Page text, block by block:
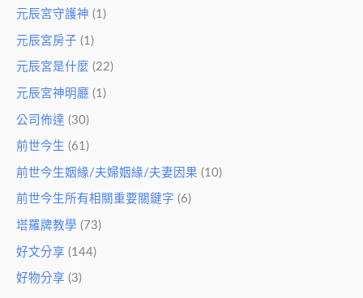
元辰宮守護神 (1)
元辰宮房子 (1)
元辰宮是什麼 (22)
元辰宮神明廳 (1)
公司佈達 (30)
前世今生 (61)
前世今生姻緣/夫婦姻緣/夫妻因果 (10)
前世今生所有相關重要關鍵字 (6)
塔羅牌教學 (73)
好文分享 (144)
好物分享 (3)